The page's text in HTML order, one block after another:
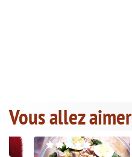
Vous allez aimer